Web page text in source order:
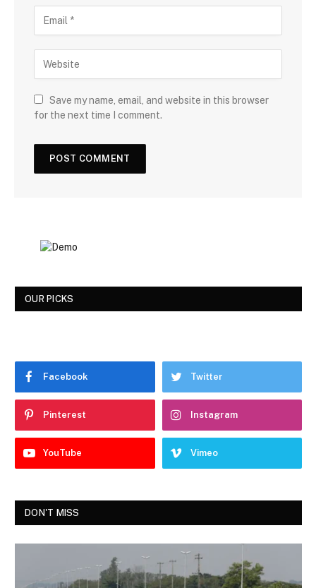
Save my name, email, and website in this browser
for the next time I comment.
OUR PICKS
Facebook Twitter
Pinterest Instagram
YouTube Vimeo
DON'T MISS